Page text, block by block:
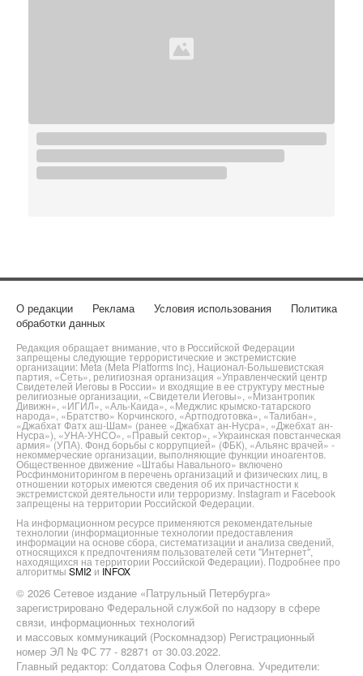
О редакции Реклама Условия использования
Политика
обработки данных
Редакция обращает внимание, что в Российской Федерации
запрещены следующие террористические и экстремистские
организации: Meta (Meta Platforms Inc), Национал-Большевистская
партия, «Сеть», религиозная организация «Управленческий центр
Свидетелей Иеговы в России» и входящие в ее структуру местные
религиозные организации, «Свидетели Иеговы», «Мизантропик
Дивижн», «ИГИЛ», «Аль-Каида», «Меджлис крымско-татарского
народа», «Братство» Корчинского, «Артподготовка», «Талибан»,
«Джабхат Фатх аш-Шам» (ранее «Джабхат ан-Нусра», «Джебхат ан-
Нусра»), «УНА-УНСО», «Правый сектор», «Украинская повстанческая
армия» (УПА). Фонд борьбы с коррупцией» (ФБК), «Альянс врачей» -
некоммерческие организации, выполняющие функции иноагентов.
Общественное движение «Штабы Навального» включено
Росфинмониторингом в перечень организаций и физических лиц, в
отношении которых имеются сведения об их причастности к
экстремистской деятельности или терроризму. Instagram и Facebook
запрещены на территории Российской Федерации.
На информационном ресурсе применяются рекомендательные
технологии (информационные технологии предоставления
информации на основе сбора, систематизации и анализа сведений,
относящихся к предпочтениям пользователей сети "Интернет",
находящихся на территории Российской Федерации). Подробнее про
алгоритмы SMI2 и INFOX
© 2026 Сетевое издание «Патрульный Петербурга»
зарегистрировано Федеральной службой по надзору в сфере
связи, информационных технологий
и массовых коммуникаций (Роскомнадзор) Регистрационный
номер ЭЛ № ФС 77 - 82871 от 30.03.2022.
Главный редактор: Солдатова Софья Олеговна. Учредители: